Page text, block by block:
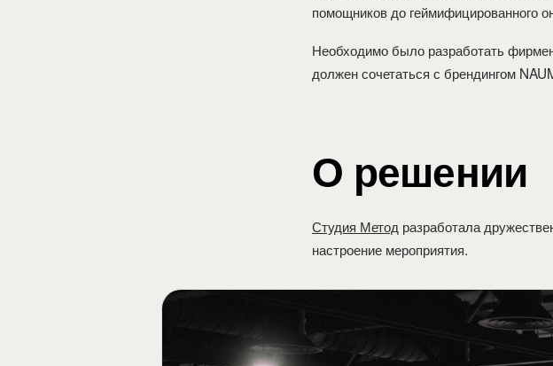
помощников до геймифицированного
Необходимо было разработать
должен сочетаться с брендингом
О решении
Студия Метод разработала
настроение мероприятия.